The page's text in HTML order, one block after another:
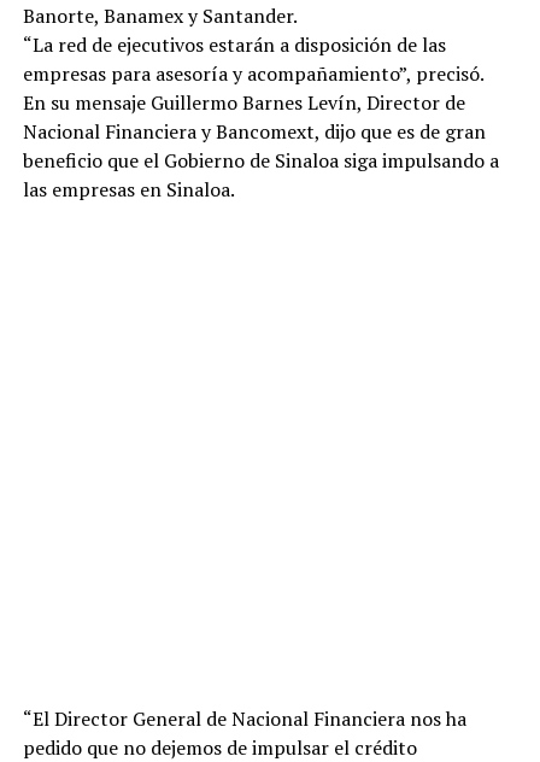
Banorte, Banamex y Santander.
“La red de ejecutivos estarán a disposición de las
empresas para asesoría y acompañamiento”, precisó.
En su mensaje Guillermo Barnes Levín, Director de
Nacional Financiera y Bancomext, dijo que es de gran
beneficio que el Gobierno de Sinaloa siga impulsando a
las empresas en Sinaloa.
“El Director General de Nacional Financiera nos ha
pedido que no dejemos de impulsar el crédito